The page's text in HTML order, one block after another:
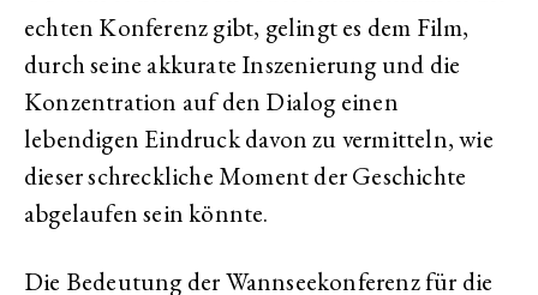
echten Konferenz gibt, gelingt es dem Film,
durch seine akkurate Inszenierung und die
Konzentration auf den Dialog einen
lebendigen Eindruck davon zu vermitteln, wie
dieser schreckliche Moment der Geschichte
abgelaufen sein könnte.
Die Bedeutung der Wannseekonferenz für die